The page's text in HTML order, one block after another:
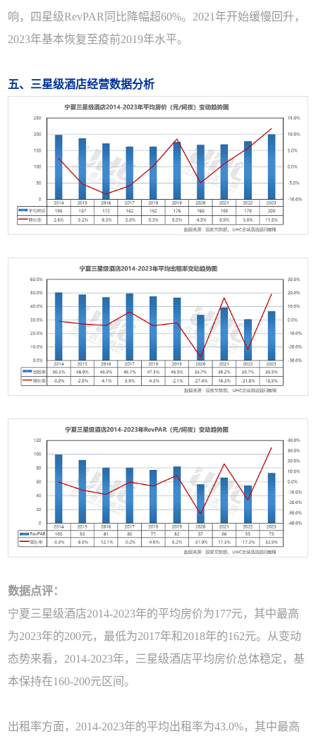
响，四星级RevPAR同比降幅超60%。2021年开始缓慢回升，
2023年基本恢复至疫前2019年水平。
五、三星级酒店经营数据分析
数据点评：
宁夏三星级酒店2014-2023年的平均房价为177元，其中最高
为2023年的200元，最低为2017年和2018年的162元。从变动
态势来看，2014-2023年，三星级酒店平均房价总体稳定，基
本保持在160-200元区间。
出租率方面，2014-2023年的平均出租率为43.0%，其中最高